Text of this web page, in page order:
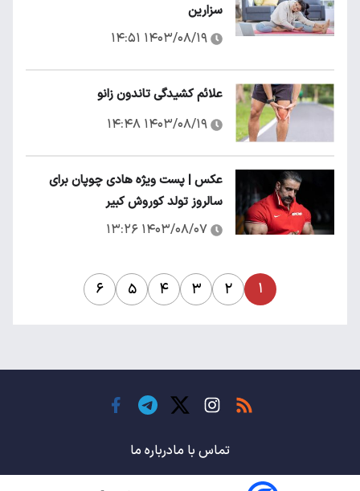
سزارین
۱۴۰۳/۰۸/۱۹ ۱۴:۵۱
علائم کشیدگی تاندون زانو
۱۴۰۳/۰۸/۱۹ ۱۴:۴۸
عکس | پست ویژه هادی چوپان برای
سالروز تولد کوروش کبیر
۱۴۰۳/۰۸/۰۷ ۱۳:۲۶
۱ ۲ ۳ ۴ ۵ ۶
تماس با مادرباره ما